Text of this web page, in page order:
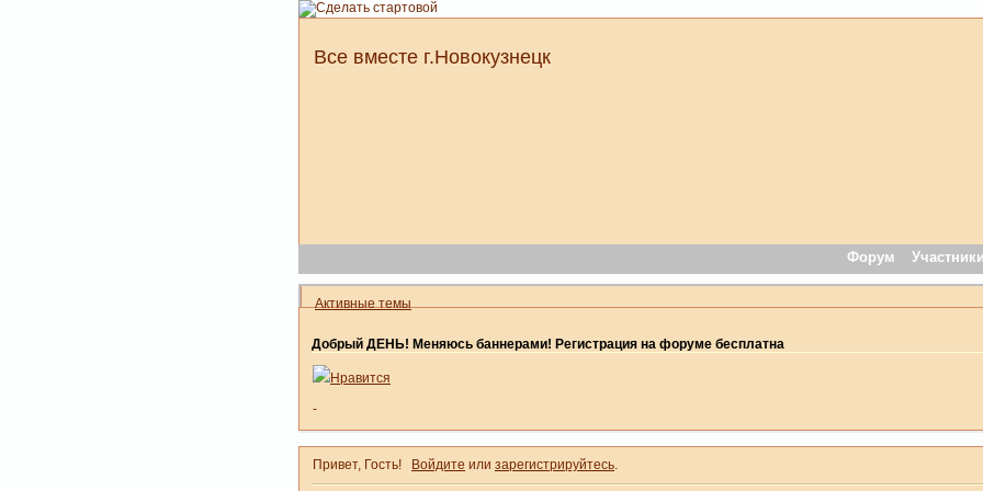
Все вместе г.Новокузнецк
Форум Участники
Активные темы
Добрый ДЕНЬ! Меняюсь баннерами! Регистрация на форуме бесплатна
Нравится
-
Привет, Гость! Войдите или зарегистрируйтесь.